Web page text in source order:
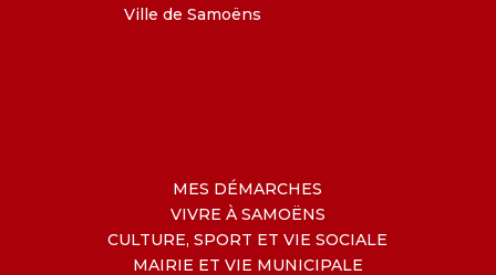
Ville de Samoëns
MES DÉMARCHES
VIVRE À SAMOËNS
CULTURE, SPORT ET VIE SOCIALE
MAIRIE ET VIE MUNICIPALE